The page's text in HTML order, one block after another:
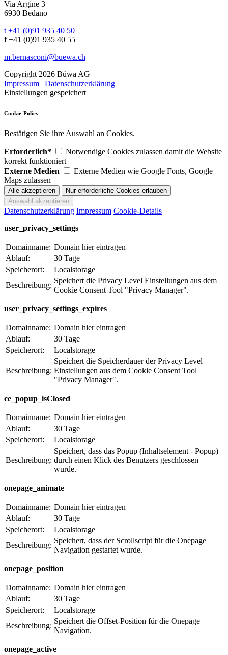
Via Argine 3
6930 Bedano
t +41 (0)91 935 40 50
f +41 (0)91 935 40 55
m.bernasconi@buewa.ch
Copyright 2026 Büwa AG
Impressum | Datenschutzerklärung
Einstellungen gespeichert
Cookie-Policy
Bestätigen Sie ihre Auswahl an Cookies.
Erforderlich*
Notwendige Cookies zulassen damit die Website
korrekt funktioniert
Externe Medien
Externe Medien wie Google Fonts, Google
Maps zulassen
Datenschutzerklärung Impressum Cookie-Details
user_privacy_settings
Domainname: Domain hier eintragen
Ablauf:
30 Tage
Speicherort:
Localstorage
Beschreibung:
Speichert die Privacy Level Einstellungen aus dem
Cookie Consent Tool "Privacy Manager".
user_privacy_settings_expires
Domainname: Domain hier eintragen
Ablauf:
30 Tage
Speicherort:
Localstorage
Beschreibung:
Speichert die Speicherdauer der Privacy Level
Einstellungen aus dem Cookie Consent Tool
"Privacy Manager".
ce_popup_isClosed
Domainname: Domain hier eintragen
Ablauf:
30 Tage
Speicherort:
Localstorage
Beschreibung:
Speichert, dass das Popup (Inhaltselement - Popup)
durch einen Klick des Benutzers geschlossen
wurde.
onepage_animate
Domainname: Domain hier eintragen
Ablauf:
30 Tage
Speicherort:
Localstorage
Beschreibung:
Speichert, dass der Scrollscript für die Onepage
Navigation gestartet wurde.
onepage_position
Domainname: Domain hier eintragen
Ablauf:
30 Tage
Speicherort:
Localstorage
Beschreibung:
Speichert die Offset-Position für die Onepage
Navigation.
onepage_active